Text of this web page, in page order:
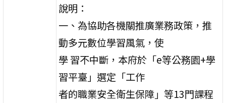
說明：
一、為協助各機關推廣業務政策，推
動多元數位學習風氣，使
學 習不中斷，本府於「e等公務園+學
習平臺」選定「工作
者的職業安全衛生保障」等13門課程